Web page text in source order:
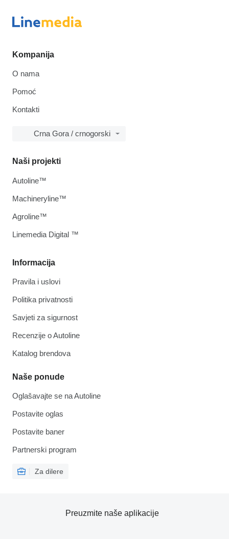
Kompanija
O nama
Pomoć
Kontakti
Crna Gora / crnogorski
Informacija
Pravila i uslovi
Politika privatnosti
Savjeti za sigurnost
Recenzije o Autoline
Katalog brendova
Naše ponude
Oglašavajte se na Autoline
Postavite oglas
Postavite baner
Partnerski program
Za dilere
Naši projekti
Autoline™
Machineryline™
Agroline™
Linemedia Digital ™
Preuzmite naše aplikacije